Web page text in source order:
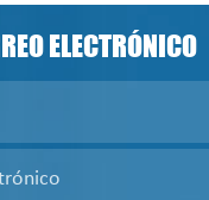
el cuero. Después de la
ELECTRÓNICO